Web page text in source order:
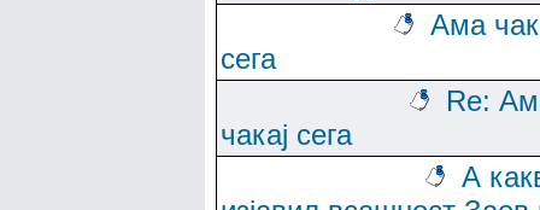
Ама
сега
Re:
чакај сега
А